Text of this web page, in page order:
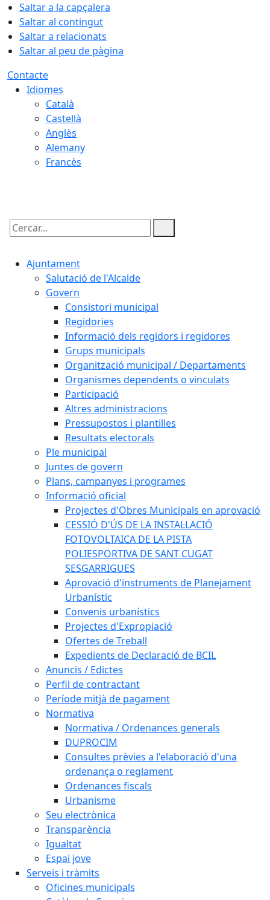
Saltar a la capçalera
Saltar al contingut
Saltar a relacionats
Saltar al peu de pàgina
Contacte
Idiomes
Català
Castellà
Anglès
Alemany
Francès
Cercar:
Ajuntament
Salutació de l'Alcalde
Govern
Consistori municipal
Regidories
Informació dels regidors i regidores
Grups municipals
Organització municipal / Departaments
Organismes dependents o vinculats
Participació
Altres administracions
Pressupostos i plantilles
Resultats electorals
Ple municipal
Juntes de govern
Plans, campanyes i programes
Informació oficial
Projectes d'Obres Municipals en aprovació
CESSIÓ D'ÚS DE LA INSTAL·LACIÓ
FOTOVOLTAICA DE LA PISTA
POLIESPORTIVA DE SANT CUGAT
SESGARRIGUES
Aprovació d'instruments de Planejament
Urbanístic
Convenis urbanístics
Projectes d'Expropiació
Ofertes de Treball
Expedients de Declaració de BCIL
Anuncis / Edictes
Perfil de contractant
Període mitjà de pagament
Normativa
Normativa / Ordenances generals
DUPROCIM
Consultes prèvies a l'elaboració d'una
ordenança o reglament
Ordenances fiscals
Urbanisme
Seu electrònica
Transparència
Igualtat
Espai jove
Serveis i tràmits
Oficines municipals